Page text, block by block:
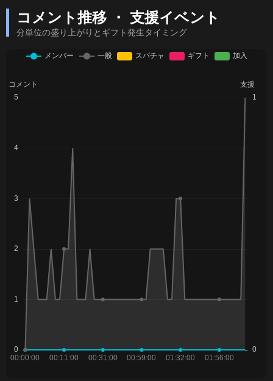
コメント推移 ・ 支援イベント
分単位の盛り上がりとギフト発生タイミング